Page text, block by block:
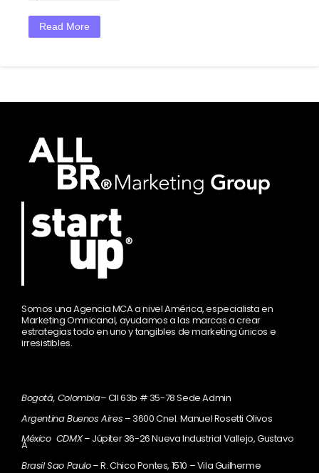
Read More
Somos una Agencia MCA a nivel América, especialista en
Marketing Omnicanal, ayudamos a las marcas a crear
estrategias todo en uno y tangibles de marketing únicos e
irresistibles.
Bogotá, Colombia– Cll 63b # 35-78 Sede Admin
Argentina Buenos Aires – 3600 Cnel. Manuel Rosetti Olivos
México CDMX– Júpiter 36-26 Nueva Industrial Vallejo, Gustavo
A
Brasil Sao Paulo– R. Chico Pontes, 1510 – Vila Guilherme